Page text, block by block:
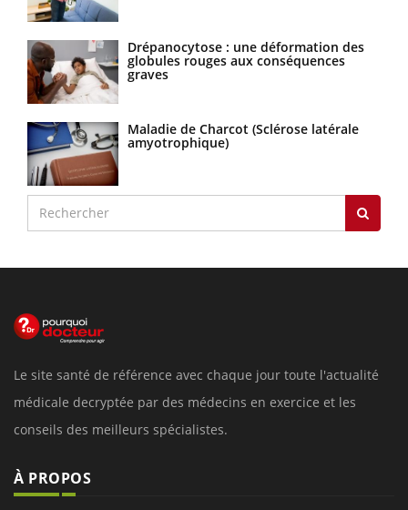
Drépanocytose : une déformation des
globules rouges aux conséquences
graves
Maladie de Charcot (Sclérose latérale
amyotrophique)
Le site santé de référence avec chaque jour toute l'actualité
médicale decryptée par des médecins en exercice et les
conseils des meilleurs spécialistes.
À PROPOS